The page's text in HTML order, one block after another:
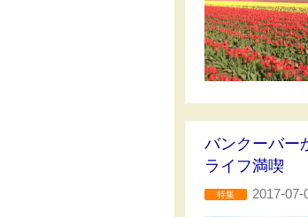
バンクーバー
ライフ満喫
特集 2017-07-